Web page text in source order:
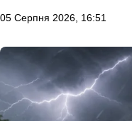
05 Серпня 2026, 16:51